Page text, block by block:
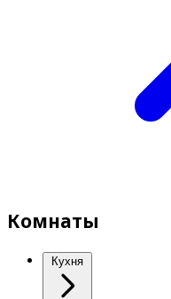
Комнаты
Кухня